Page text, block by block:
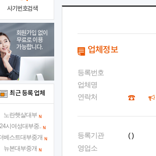
업체정보
등록번호
업체명
연락처
등록기관
( )
영업소
사기번호검색
회원가입 없이
무료로 이용
가능합니다.
최근 등록 업체
노란햇살대부
시여성대부중..
베스트대부중개
뉴본대부중개